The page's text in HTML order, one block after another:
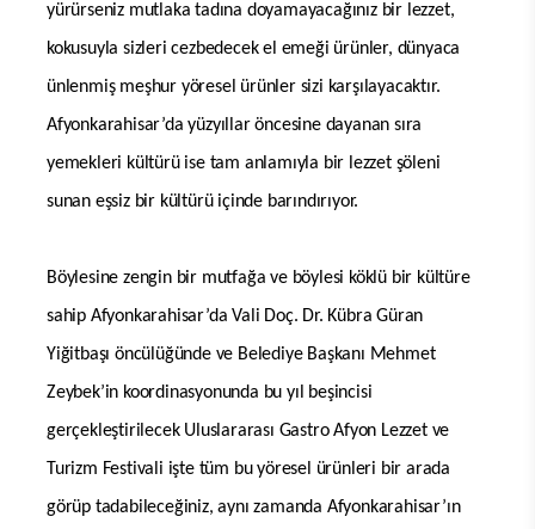
yürürseniz mutlaka tadına doyamayacağınız bir lezzet,
kokusuyla sizleri cezbedecek el emeği ürünler, dünyaca
ünlenmiş meşhur yöresel ürünler sizi karşılayacaktır.
Afyonkarahisar’da yüzyıllar öncesine dayanan sıra
yemekleri kültürü ise tam anlamıyla bir lezzet şöleni
sunan eşsiz bir kültürü içinde barındırıyor.
Böylesine zengin bir mutfağa ve böylesi köklü bir kültüre
sahip Afyonkarahisar’da Vali Doç. Dr. Kübra Güran
Yiğitbaşı öncülüğünde ve Belediye Başkanı Mehmet
Zeybek’in koordinasyonunda bu yıl beşincisi
gerçekleştirilecek Uluslararası Gastro Afyon Lezzet ve
Turizm Festivali işte tüm bu yöresel ürünleri bir arada
görüp tadabileceğiniz, aynı zamanda Afyonkarahisar’ın